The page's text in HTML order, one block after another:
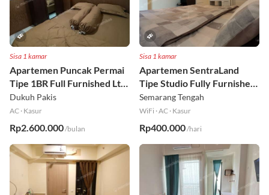
Sisa 1 kamar
Apartemen Puncak Permai
Tipe 1BR Full Furnished Lt
18
Dukuh Pakis
AC · Kasur
Rp2.600.000/bulan
Sisa 1 kamar
Apartemen SentraLand
Tipe Studio Fully Furnished
Lt 8
Semarang Tengah
WiFi ·AC · Kasur
Rp400.000/hari